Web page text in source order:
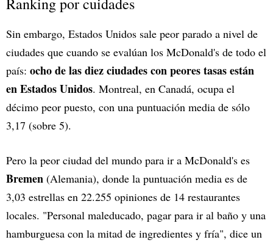
Sin embargo, Estados Unidos sale peor parado a nivel de
ciudades que cuando se evalúan los McDonald's de todo el
país: ocho de las diez ciudades con peores tasas están
en Estados Unidos. Montreal, en Canadá, ocupa el
décimo peor puesto, con una puntuación media de sólo
3,17 (sobre 5).
Pero la peor ciudad del mundo para ir a McDonald's es
Bremen (Alemania), donde la puntuación media es de
3,03 estrellas en 22.255 opiniones de 14 restaurantes
locales. "Personal maleducado, pagar para ir al baño y una
hamburguesa con la mitad de ingredientes y fría", dice un